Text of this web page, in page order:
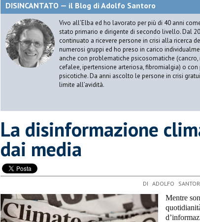
DISINCANTATO — il Blog di Adolfo Santoro
Vivo all’Elba ed ho lavorato per più di 40 anni
stato primario e dirigente di secondo livello. Dal
continuato a ricevere persone in crisi alla ricerca
numerosi gruppi ed ho preso in carico
anche con problematiche psicosomatiche
cefalee, ipertensione arteriosa, fibromialgia) o
psicotiche. Da anni ascolto le persone in crisi
limite all’avidità.
​La disinformazione
dai media
DI ADOLFO
Mentre